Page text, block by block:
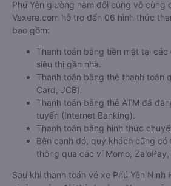
Phú Yên giường nằm đôi cũng vô cùng
Vexere.com hỗ trợ đến 06 hình thức
bao gồm:
Thanh toán bằng tiền mặt tại
siêu thị gần nhà.
Thanh toán bằng thẻ thanh toán
Card, JCB).
Thanh toán bằng thẻ ATM đã
tuyến (Internet Banking).
Thanh toán bằng hình thức
Bên cạnh đó, quý khách cũng có
thông qua các ví Momo,
Sau khi thanh toán vé xe Phú Yên Ninh